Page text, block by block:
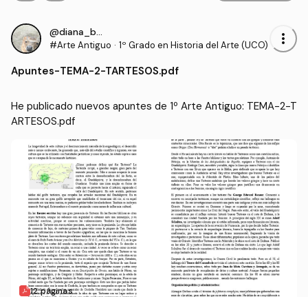
@diana_bcr
#Arte Antiguo · 1º Grado en Historia del Arte (UCO) more_vert
Apuntes-TEMA-2-TARTESOS.pdf
He publicado nuevos apuntes de 1º Arte Antiguo: TEMA-2-T
ARTESOS.pdf
12 páginas